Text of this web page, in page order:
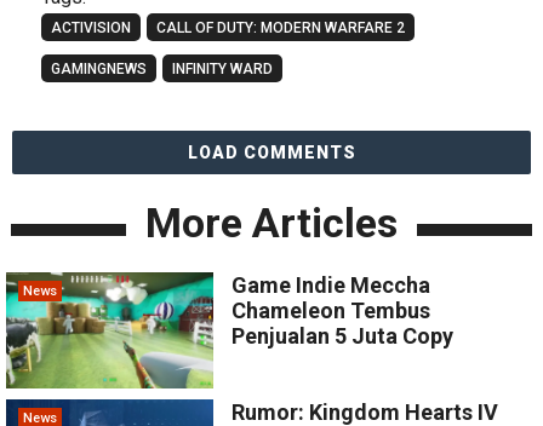
ACTIVISION CALL OF DUTY: MODERN WARFARE 2
GAMINGNEWS INFINITY WARD
LOAD COMMENTS
More Articles
News
Game Indie Meccha
Chameleon Tembus
Penjualan 5 Juta Copy
News
Rumor: Kingdom Hearts IV